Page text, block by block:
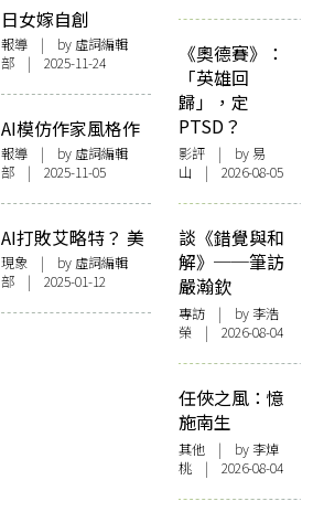
日女嫁自創
ChatGPT男友 專家
憂「AI精神病」浮
現 將模糊虛實界線
報導| by 虛詞編輯
部 | 2025-11-24
AI模仿作家風格作
品完勝人類？ 美研
究證實經訓練及微
調過的 AI 文本更受
讀者青睞
報導| by 虛詞編輯
部 | 2025-11-05
AI打敗艾略特？ 美
國研究顯示讀者無
法分辨詩歌作者是
AI還是人類
現象| by 虛詞編輯
部 | 2025-01-12
《奧德賽》：
「英雄回
歸」，定
PTSD？
影評 | by 易
山 | 2026-08-05
談《錯覺與和
解》──筆訪
嚴瀚欽
專訪 | by 李浩
榮 | 2026-08-04
任俠之風：憶
施南生
其他 | by 李焯
桃 | 2026-08-04